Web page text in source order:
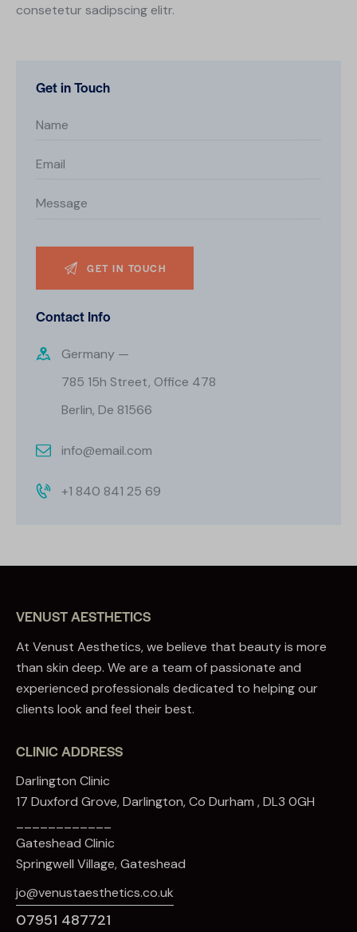
consetetur sadipscing elitr.
Get in Touch
Contact Info
Germany —
785 15h Street, Office 478
Berlin, De 81566
info@email.com
+1 840 841 25 69
VENUST AESTHETICS
At Venust Aesthetics, we believe that beauty is more
than skin deep. We are a team of passionate and
experienced professionals dedicated to helping our
clients look and feel their best.
CLINIC ADDRESS
Darlington Clinic
17 Duxford Grove, Darlington, Co Durham , DL3 0GH
Gateshead Clinic
Springwell Village, Gateshead
jo@venustaesthetics.co.uk
07951 487721